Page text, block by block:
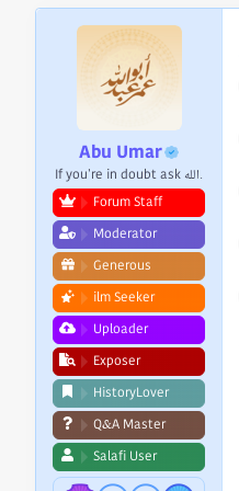
r
t
Abu Umar
If you're in doubt ask الله.
Forum Staff
Moderator
Generous
ilm Seeker
Uploader
Exposer
HistoryLover
Q&A Master
Salafi User